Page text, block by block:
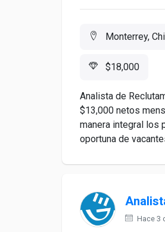
Monterrey,
$18,000
Analista de
$13,000 netos
manera integral los
oportuna de
Hace 3